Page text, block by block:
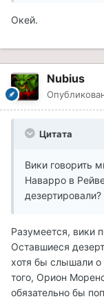
Окей.
Nubius
Цитата
Вики говорить
Наварро в
дезертировали?
Разумеется, вики
Оставшиеся
хотя бы слышали
того, Орион
обязательно бы